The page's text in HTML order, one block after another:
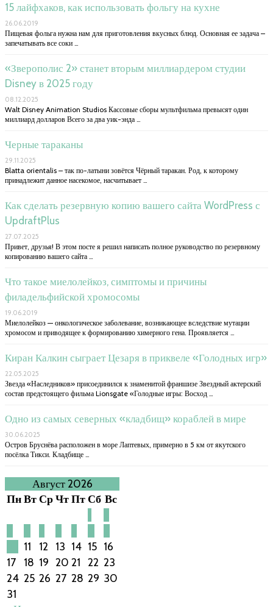
15 лайфхаков, как использовать фольгу на кухне
26.06.2019
Пищевая фольга нужна нам для приготовления вкусных блюд. Основная ее задача –
запечатывать все соки …
«Зверополис 2» станет вторым миллиардером студии
Disney в 2025 году
08.12.2025
Walt Disney Animation Studios Кассовые сборы мультфильма превысят один
миллиард долларов Всего за два уик-энда …
Черные тараканы
29.11.2025
Blatta orientalis – так по-латыни зовётся Чёрный таракан. Род, к которому
принадлежит данное насекомое, насчитывает …
Как сделать резервную копию вашего сайта WordPress с
UpdraftPlus
27.07.2025
Привет, друзья! В этом посте я решил написать полное руководство по резервному
копированию вашего сайта …
Что такое миелолейкоз, симптомы и причины
филадельфийской хромосомы
19.06.2019
Миелолейкоз — онкологическое заболевание, возникающее вследствие мутации
хромосом и приводящее к формированию химерного гена. Проявляется …
Киран Калкин сыграет Цезаря в приквеле «Голодных игр»
22.05.2025
Звезда «Наследников» присоединился к знаменитой франшизе Звездный актерский
состав предстоящего фильма Lionsgate «Голодные игры: Восход …
Одно из самых северных «кладбищ» кораблей в мире
30.06.2025
Остров Бруснёва расположен в море Лаптевых, примерно в 5 км от якутского
посёлка Тикси. Кладбище …
Август 2026
ПнВтСрЧтПтСб Вс
11 12 13 14 15 16
17
18 19 20 21 22 23
24 25 26 27 28 29 30
31